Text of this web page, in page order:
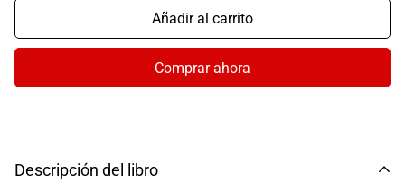
Añadir al carrito
Comprar ahora
Descripción del libro